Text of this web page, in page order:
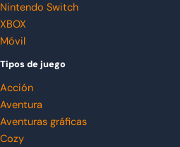
Nintendo Switch
XBOX
Móvil
Tipos de juego
Acción
Aventura
Aventuras gráficas
Cozy